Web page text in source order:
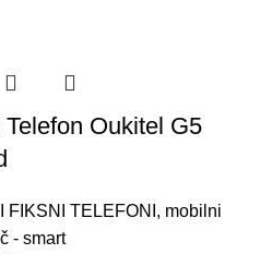
Telefon Oukitel G5
FIKSNI TELEFONI , mobilni
- smart